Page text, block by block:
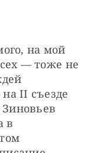
на мой
— тоже не
II съезде
Зиновьев
в